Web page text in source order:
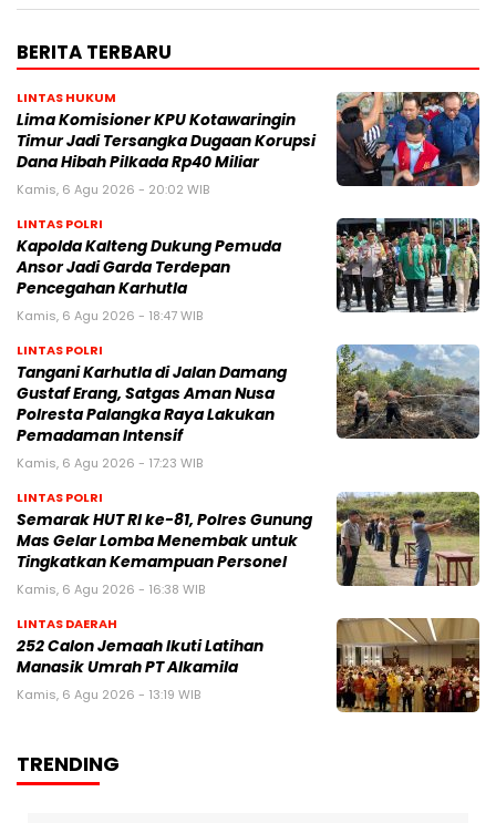
BERITA TERBARU
LINTAS HUKUM
Lima Komisioner KPU Kotawaringin
Timur Jadi Tersangka Dugaan Korupsi
Dana Hibah Pilkada Rp40 Miliar
Kamis, 6 Agu 2026 - 20:02 WIB
LINTAS POLRI
Kapolda Kalteng Dukung Pemuda
Ansor Jadi Garda Terdepan
Pencegahan Karhutla
Kamis, 6 Agu 2026 - 18:47 WIB
LINTAS POLRI
Tangani Karhutla di Jalan Damang
Gustaf Erang, Satgas Aman Nusa
Polresta Palangka Raya Lakukan
Pemadaman Intensif
Kamis, 6 Agu 2026 - 17:23 WIB
LINTAS POLRI
Semarak HUT RI ke-81, Polres Gunung
Mas Gelar Lomba Menembak untuk
Tingkatkan Kemampuan Personel
Kamis, 6 Agu 2026 - 16:38 WIB
LINTAS DAERAH
252 Calon Jemaah Ikuti Latihan
Manasik Umrah PT Alkamila
Kamis, 6 Agu 2026 - 13:19 WIB
TRENDING